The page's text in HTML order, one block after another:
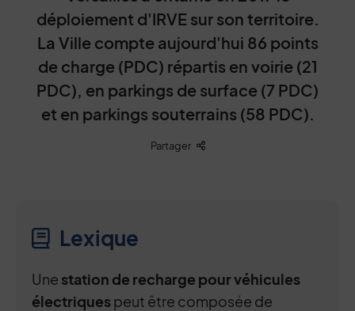
déploiement d'IRVE sur son territoire.
La Ville compte aujourd'hui 86 points
de charge (PDC) répartis en voirie (21
PDC), en parkings de surface (7 PDC)
et en parkings souterrains (58 PDC).
Partager Liste des liens de partage
Lexique
Une station de recharge pour véhicules
électriquespeut être composée de